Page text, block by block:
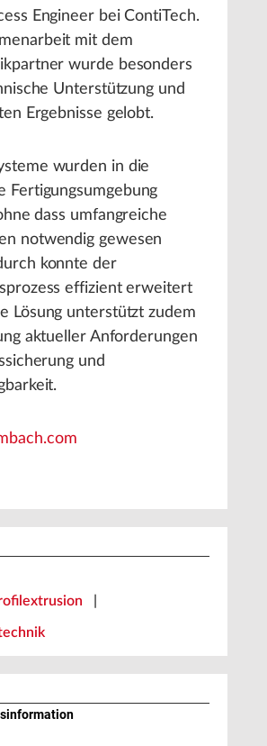
Engineer bei ContiTech.
mit dem
wurde besonders
Unterstützung und
Ergebnisse gelobt.
wurden in die
Fertigungsumgebung
dass umfangreiche
notwendig gewesen
konnte der
effizient erweitert
Lösung unterstützt zudem
aktueller Anforderungen
und